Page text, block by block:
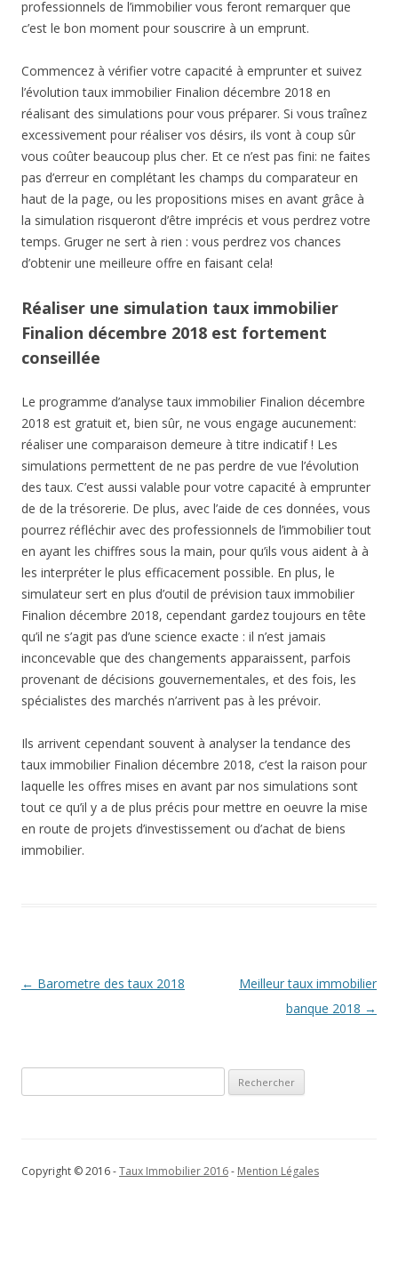
professionnels de l’immobilier vous feront remarquer que
c’est le bon moment pour souscrire à un emprunt.
Commencez à vérifier votre capacité à emprunter et suivez
l’évolution taux immobilier Finalion décembre 2018 en
réalisant des simulations pour vous préparer. Si vous traînez
excessivement pour réaliser vos désirs, ils vont à coup sûr
vous coûter beaucoup plus cher. Et ce n’est pas fini: ne faites
pas d’erreur en complétant les champs du comparateur en
haut de la page, ou les propositions mises en avant grâce à
la simulation risqueront d’être imprécis et vous perdrez votre
temps. Gruger ne sert à rien : vous perdrez vos chances
d’obtenir une meilleure offre en faisant cela!
Réaliser une simulation taux immobilier
Finalion décembre 2018 est fortement
conseillée
Le programme d’analyse taux immobilier Finalion décembre
2018 est gratuit et, bien sûr, ne vous engage aucunement:
réaliser une comparaison demeure à titre indicatif ! Les
simulations permettent de ne pas perdre de vue l’évolution
des taux. C’est aussi valable pour votre capacité à emprunter
de de la trésorerie. De plus, avec l’aide de ces données, vous
pourrez réfléchir avec des professionnels de l’immobilier tout
en ayant les chiffres sous la main, pour qu’ils vous aident à à
les interpréter le plus efficacement possible. En plus, le
simulateur sert en plus d’outil de prévision taux immobilier
Finalion décembre 2018, cependant gardez toujours en tête
qu’il ne s’agit pas d’une science exacte : il n’est jamais
inconcevable que des changements apparaissent, parfois
provenant de décisions gouvernementales, et des fois, les
spécialistes des marchés n’arrivent pas à les prévoir.
Ils arrivent cependant souvent à analyser la tendance des
taux immobilier Finalion décembre 2018, c’est la raison pour
laquelle les offres mises en avant par nos simulations sont
tout ce qu’il y a de plus précis pour mettre en oeuvre la mise
en route de projets d’investissement ou d’achat de biens
immobilier.
Navigation
← Barometre des taux 2018
Meilleur taux immobilier
banque 2018 →
Copyright © 2016 -Taux Immobilier 2016- Mention Légales